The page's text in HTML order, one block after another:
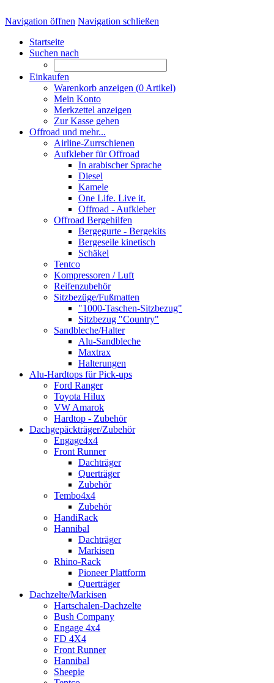
Navigation öffnen Navigation schließen
Startseite
Suchen nach
Einkaufen
Warenkorb anzeigen (0 Artikel)
Mein Konto
Merkzettel anzeigen
Zur Kasse gehen
Offroad und mehr...
Airline-Zurrschienen
Aufkleber für Offroad
In arabischer Sprache
Diesel
Kamele
One Life. Live it.
Offroad - Aufkleber
Offroad Bergehilfen
Bergegurte - Bergekits
Bergeseile kinetisch
Schäkel
Tentco
Kompressoren / Luft
Reifenzubehör
Sitzbezüge/Fußmatten
"1000-Taschen-Sitzbezug"
Sitzbezug "Country"
Sandbleche/Halter
Alu-Sandbleche
Maxtrax
Halterungen
Alu-Hardtops für Pick-ups
Ford Ranger
Toyota Hilux
VW Amarok
Hardtop - Zubehör
Dachgepäckträger/Zubehör
Engage4x4
Front Runner
Dachträger
Querträger
Zubehör
Tembo4x4
Zubehör
HandiRack
Hannibal
Dachträger
Markisen
Rhino-Rack
Pioneer Plattform
Querträger
Dachzelte/Markisen
Hartschalen-Dachzelte
Bush Company
Engage 4x4
FD 4X4
Front Runner
Hannibal
Sheepie